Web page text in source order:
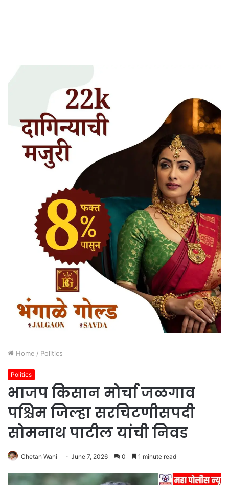
Home / Politics
Politics
भाजप किसान मोर्चा जळगाव
पश्चिम जिल्हा सरचिटणीसपदी
सोमनाथ पाटील यांची निवड
Chetan Wani June 7, 2026 0 1 minute read